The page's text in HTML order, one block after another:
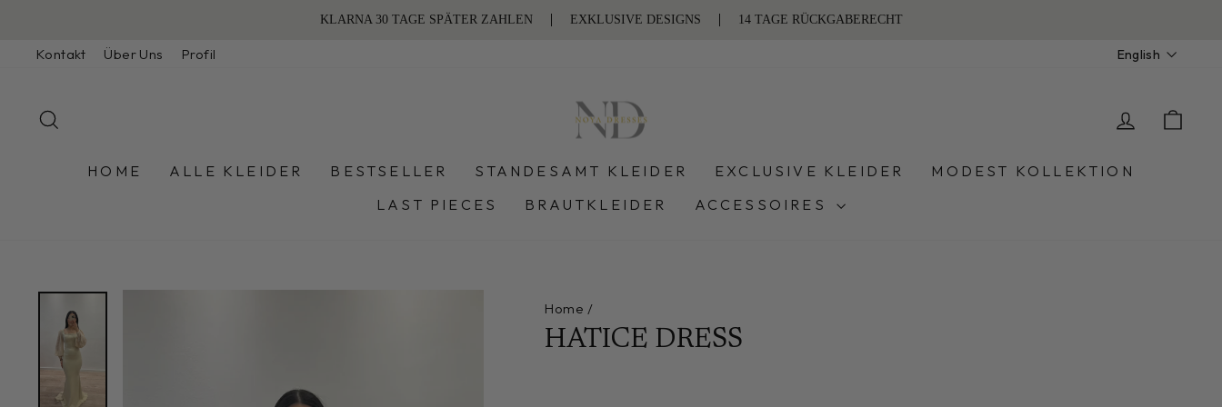
Kontakt Über Uns Profil Language
English
LOG IN
HOME ALLE KLEIDER BESTSELLER STANDESAMT KLEIDER EXCLUSIVE KLEIDER
MODEST KOLLEKTION
LAST PIECES
BRAUTKLEIDER ACCESSOIRES
Home /
HATICE DRESS